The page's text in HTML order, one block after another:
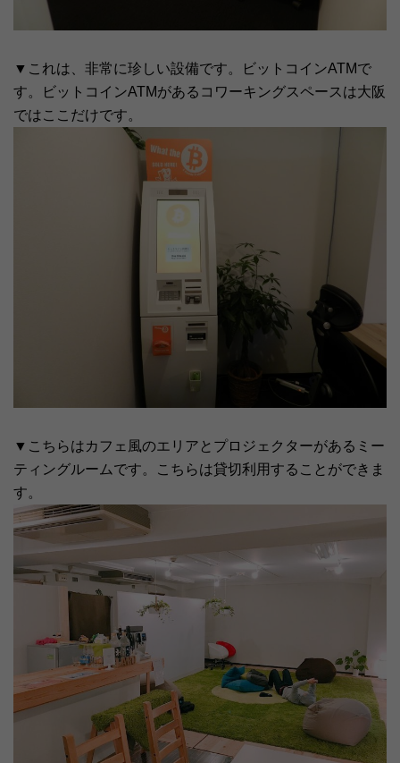
▼これは、非常に珍しい設備です。ビットコインATMで
す。ビットコインATMがあるコワーキングスペースは大阪
ではここだけです。
▼こちらはカフェ風のエリアとプロジェクターがあるミー
ティングルームです。こちらは貸切利用することができま
す。